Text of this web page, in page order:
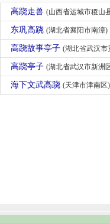
高跷走兽 (山西省运城市稷山
东巩高跷 (湖北省襄阳市南漳)
高跷故事亭子 (湖北省武汉市
高跷亭子 (湖北省武汉市新洲
海下文武高跷 (天津市津南区)